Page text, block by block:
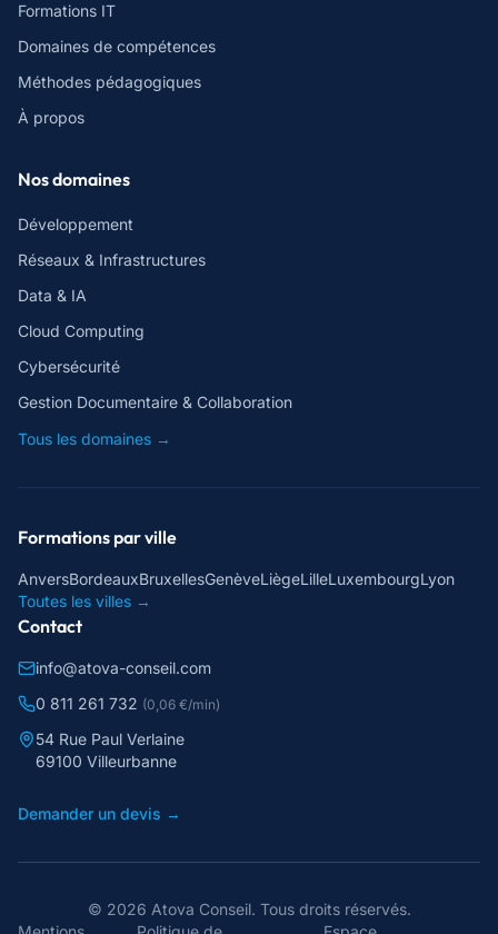
Formations IT
Domaines de compétences
Méthodes pédagogiques
À propos
Nos domaines
Développement
Réseaux & Infrastructures
Data & IA
Cloud Computing
Cybersécurité
Gestion Documentaire & Collaboration
Tous les domaines →
Formations par ville
AnversBordeauxBruxellesGenèveLiègeLilleLuxembourgLyon
Toutes les villes →
Contact
info@atova-conseil.com
0 811 261 732 (0,06 €/min)
54 Rue Paul Verlaine
69100 Villeurbanne
Demander un devis →
© 2026 Atova Conseil. Tous droits réservés.